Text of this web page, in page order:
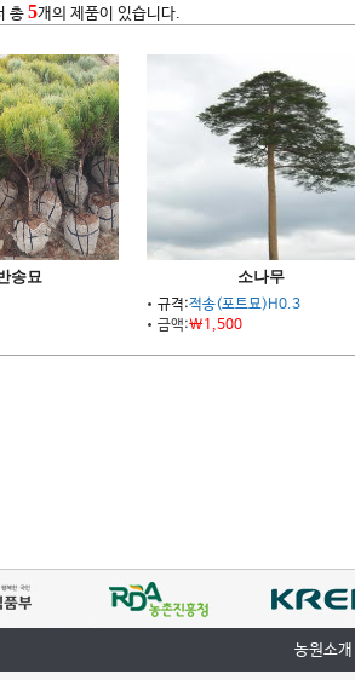
총 5개의 제품이 있습니다.
송묘 소나무
규격:적송(포트묘)H0.3
금액:\1,500
농원소개